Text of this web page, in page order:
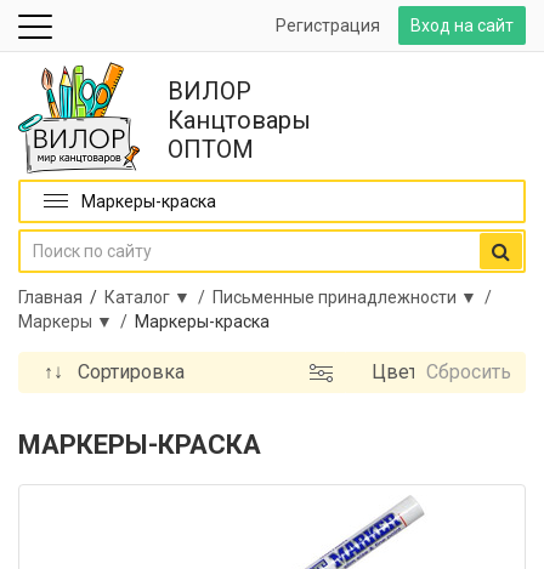
Вход на сайт
Регистрация
ВИЛОР
Канцтовары
ОПТОМ
Маркеры-краска
Главная / Каталог ▼ / Письменные принадлежности ▼ /
Маркеры ▼ / Маркеры-краска
↑↓ Сортировка
Цвет Сбросить
МАРКЕРЫ-КРАСКА